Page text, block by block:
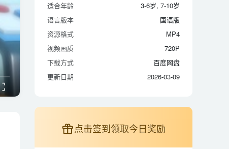
语言版本
国语版
资源格式
MP4
视频画质
720P
下载方式
百度网盘
更新日期
2026-03-09
适合年龄
3-6岁, 7-10岁
语言版本
国语版
资源格式
MP4
视频画质
720P
下载方式
百度网盘
更新日期
2026-03-09
点击签到领取今日奖励